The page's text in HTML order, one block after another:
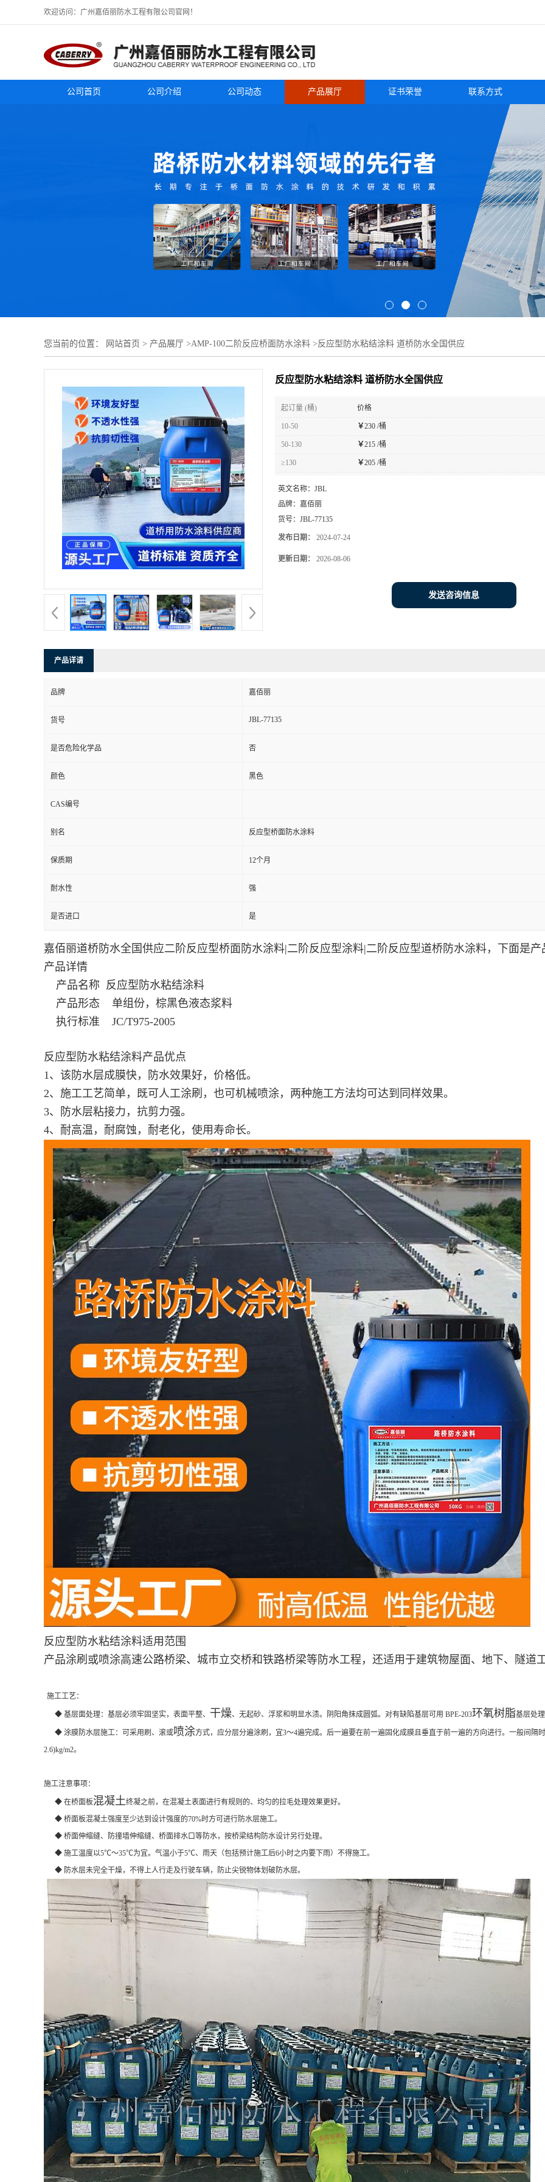
欢迎访问：广州嘉佰丽防水工程有限公司官网！
公司首页 公司介绍 公司动态 产品展厅 证书荣誉 联系方式
您当前的位置： 网站首页 > 产品展厅 >AMP-100二阶反应桥面防水涂料 >反应型防水粘结涂料 道桥防水全国供应
反应型防水粘结涂料 道桥防水全国供应
起订量 (桶) 价格
10-50 ￥230 /桶
50-130 ￥215 /桶
≥130 ￥205 /桶
英文名称： JBL
品牌： 嘉佰丽
货号： JBL-77135
发布日期： 2024-07-24
更新日期： 2026-08-06
发送咨询信息
产品详请
品牌 嘉佰丽
货号 JBL-77135
是否危险化学品 否
颜色 黑色
CAS编号
别名 反应型桥面防水涂料
保质期 12个月
耐水性 强
是否进口 是
嘉佰丽道桥防水全国供应二阶反应型桥面防水涂料|二阶反应型涂料|二阶反应型道桥防水涂料，下面是产
产品详情
产品名称 反应型防水粘结涂料
产品形态 单组份，棕黑色液态浆料
执行标准 JC/T975-2005
反应型防水粘结涂料产品优点
1、该防水层成膜快，防水效果好，价格低。
2、施工工艺简单，既可人工涂刷，也可机械喷涂，两种施工方法均可达到同样效果。
3、防水层粘接力，抗剪力强。
4、耐高温，耐腐蚀，耐老化，使用寿命长。
反应型防水粘结涂料适用范围
产品涂刷或喷涂高速公路桥梁、城市立交桥和铁路桥梁等防水工程，还适用于建筑物屋面、地下、隧道工
施工工艺：
◆ 基层面处理：基层必须牢固坚实，表面平整、 干燥、无起砂、浮浆和明显水渍。阴阳角抹成圆弧。对有缺陷基层可用 BPE-203环氧树脂基层处
◆ 涂膜防水层施工：可采用刷、滚或喷涂方式，应分层分遍涂刷，宜3～4遍完成。后一遍要在前一遍固化成膜且垂直于前一遍的方向进行。一般间隔
2.6)kg/m2。
施工注意事项：
◆ 在桥面板混凝土终凝之前，在混凝土表面进行有规则的、均匀的拉毛处理效果更好。
◆ 桥面板混凝土强度至少达到设计强度的70%时方可进行防水层施工。
◆ 桥面伸缩缝、防撞墙伸缩缝、桥面排水口等防水，按桥梁结构防水设计另行处理。
◆ 施工温度以5℃～35℃为宜。气温小于5℃、雨天（包括预计施工后6小时之内要下雨）不得施工。
◆ 防水层未完全干燥，不得上人行走及行驶车辆，防止尖锐物体划破防水层。